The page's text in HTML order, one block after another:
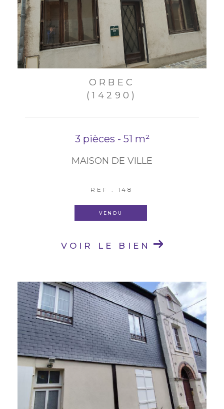
ORBEC
(14290)
3 pièces - 51 m²
MAISON DE VILLE
REF : 148
VENDU
VOIR LE BIEN